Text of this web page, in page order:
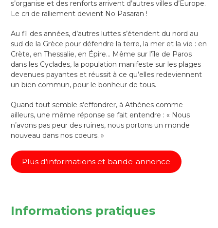
s’organise et des renforts arrivent d’autres villes d’Europe.
Le cri de ralliement devient No Pasaran !
Au fil des années, d’autres luttes s’étendent du nord au
sud de la Grèce pour défendre la terre, la mer et la vie : en
Crète, en Thessalie, en Épire… Même sur l’île de Paros
dans les Cyclades, la population manifeste sur les plages
devenues payantes et réussit à ce qu’elles redeviennent
un bien commun, pour le bonheur de tous.
Quand tout semble s’effondrer, à Athènes comme
ailleurs, une même réponse se fait entendre : « Nous
n’avons pas peur des ruines, nous portons un monde
nouveau dans nos coeurs. »
Plus d’informations et bande-annonce
Informations pratiques